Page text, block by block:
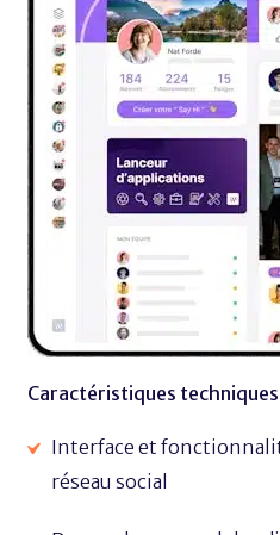
Caractéristiques techniques
Interface et
réseau social